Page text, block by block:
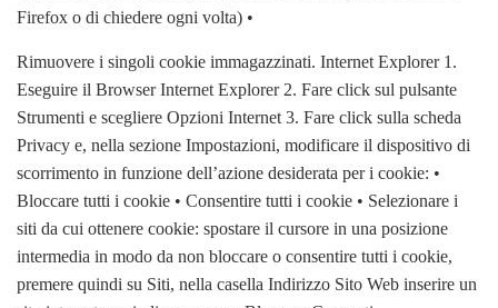
Firefox o di chiedere ogni volta) •
Rimuovere i singoli cookie immagazzinati. Internet Explorer 1.
Eseguire il Browser Internet Explorer 2. Fare click sul pulsante
Strumenti e scegliere Opzioni Internet 3. Fare click sulla scheda
Privacy e, nella sezione Impostazioni, modificare il dispositivo di
scorrimento in funzione dell’azione desiderata per i cookie: •
Bloccare tutti i cookie • Consentire tutti i cookie • Selezionare i
siti da cui ottenere cookie: spostare il cursore in una posizione
intermedia in modo da non bloccare o consentire tutti i cookie,
premere quindi su Siti, nella casella Indirizzo Sito Web inserire un